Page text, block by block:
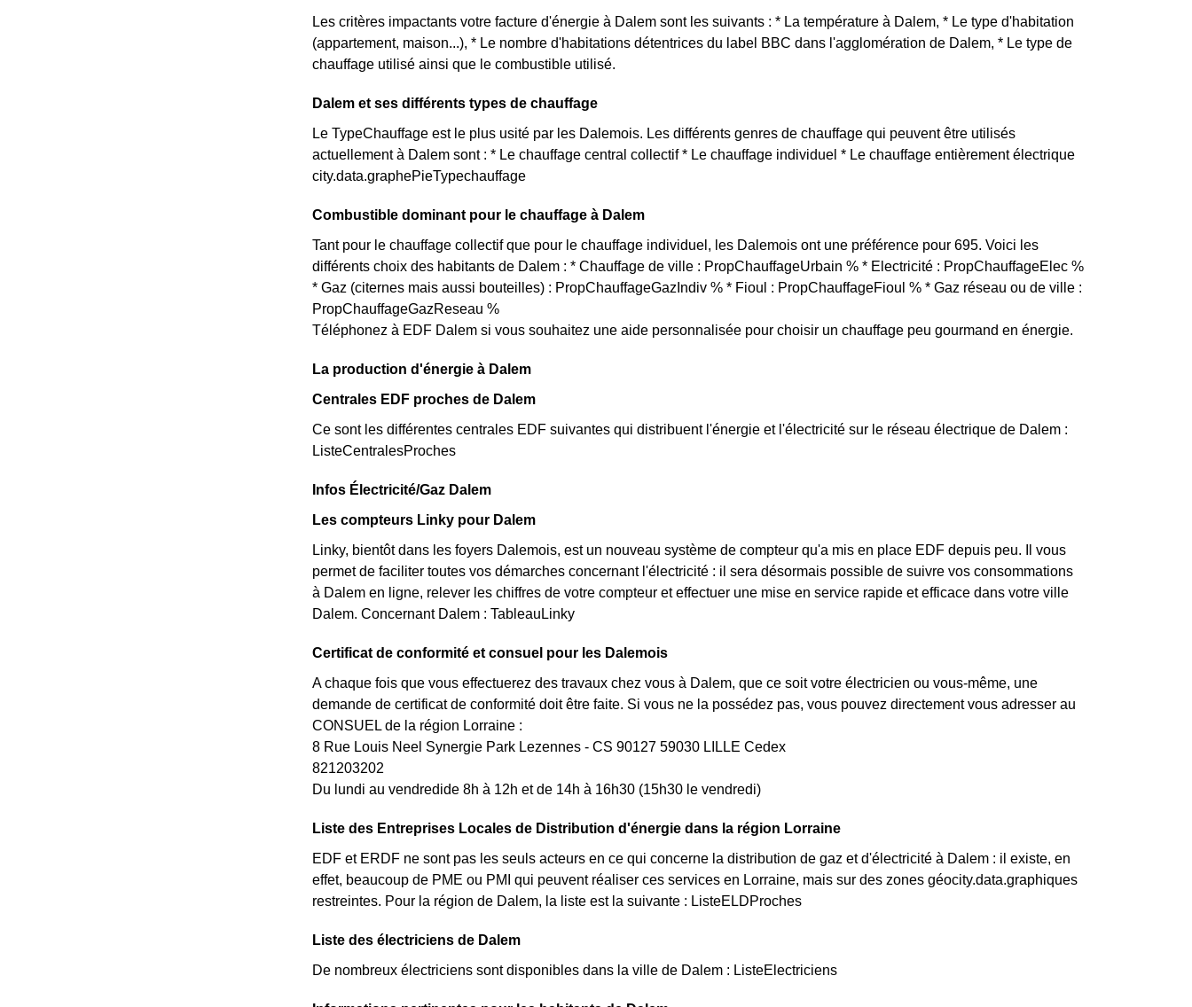
Les critères impactants votre facture d'énergie à Dalem sont les suivants : * La température à Dalem, * Le type d'habitation
(appartement, maison...), * Le nombre d'habitations détentrices du label BBC dans l'agglomération de Dalem, * Le type de
chauffage utilisé ainsi que le combustible utilisé.
Dalem et ses différents types de chauffage
Le TypeChauffage est le plus usité par les Dalemois. Les différents genres de chauffage qui peuvent être utilisés
actuellement à Dalem sont : * Le chauffage central collectif * Le chauffage individuel * Le chauffage entièrement électrique
city.data.graphePieTypechauffage
Combustible dominant pour le chauffage à Dalem
Tant pour le chauffage collectif que pour le chauffage individuel, les Dalemois ont une préférence pour 695. Voici les
différents choix des habitants de Dalem : * Chauffage de ville : PropChauffageUrbain % * Electricité : PropChauffageElec %
* Gaz (citernes mais aussi bouteilles) : PropChauffageGazIndiv % * Fioul : PropChauffageFioul % * Gaz réseau ou de ville :
PropChauffageGazReseau %
Téléphonez à EDF Dalem si vous souhaitez une aide personnalisée pour choisir un chauffage peu gourmand en énergie.
La production d'énergie à Dalem
Centrales EDF proches de Dalem
Ce sont les différentes centrales EDF suivantes qui distribuent l'énergie et l'électricité sur le réseau électrique de Dalem :
ListeCentralesProches
Infos Électricité/Gaz Dalem
Les compteurs Linky pour Dalem
Linky, bientôt dans les foyers Dalemois, est un nouveau système de compteur qu'a mis en place EDF depuis peu. Il vous
permet de faciliter toutes vos démarches concernant l'électricité : il sera désormais possible de suivre vos consommations
à Dalem en ligne, relever les chiffres de votre compteur et effectuer une mise en service rapide et efficace dans votre ville
Dalem. Concernant Dalem : TableauLinky
Certificat de conformité et consuel pour les Dalemois
A chaque fois que vous effectuerez des travaux chez vous à Dalem, que ce soit votre électricien ou vous-même, une
demande de certificat de conformité doit être faite. Si vous ne la possédez pas, vous pouvez directement vous adresser au
CONSUEL de la région Lorraine :
8 Rue Louis Neel Synergie Park Lezennes - CS 90127 59030 LILLE Cedex
821203202
Du lundi au vendredide 8h à 12h et de 14h à 16h30 (15h30 le vendredi)
Liste des Entreprises Locales de Distribution d'énergie dans la région Lorraine
EDF et ERDF ne sont pas les seuls acteurs en ce qui concerne la distribution de gaz et d'électricité à Dalem : il existe, en
effet, beaucoup de PME ou PMI qui peuvent réaliser ces services en Lorraine, mais sur des zones géocity.data.graphiques
restreintes. Pour la région de Dalem, la liste est la suivante : ListeELDProches
Liste des électriciens de Dalem
De nombreux électriciens sont disponibles dans la ville de Dalem : ListeElectriciens